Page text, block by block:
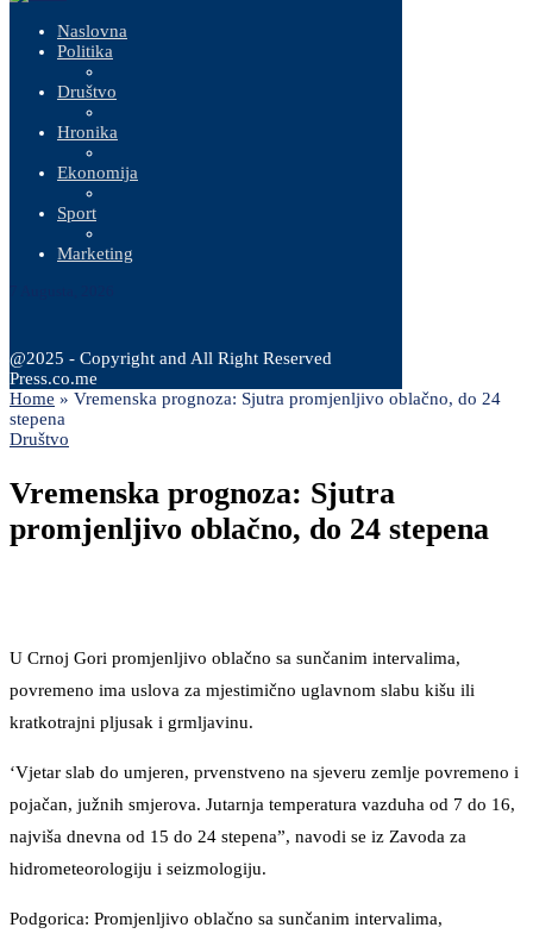
Naslovna
Politika
Društvo
Hronika
Ekonomija
Sport
Marketing
@2025 - Copyright and All Right Reserved
Press.co.me
Home » Vremenska prognoza: Sjutra promjenljivo oblačno, do 24
stepena
Društvo
Vremenska prognoza: Sjutra
promjenljivo oblačno, do 24 stepena
U Crnoj Gori promjenljivo oblačno sa sunčanim intervalima,
povremeno ima uslova za mjestimično uglavnom slabu kišu ili
kratkotrajni pljusak i grmljavinu.
‘Vjetar slab do umjeren, prvenstveno na sjeveru zemlje povremeno i
pojačan, južnih smjerova. Jutarnja temperatura vazduha od 7 do 16,
najviša dnevna od 15 do 24 stepena”, navodi se iz Zavoda za
hidrometeorologiju i seizmologiju.
Podgorica: Promjenljivo oblačno sa sunčanim intervalima,